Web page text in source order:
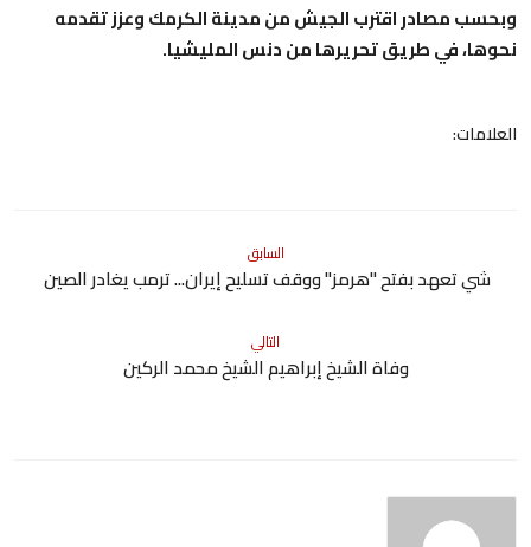
وبحسب مصادر اقترب الجيش من مدينة الكرمك وعزز تقدمه
نحوها، في طريق تحريرها من دنس المليشيا.
العلامات:
السابق
شي تعهد بفتح "هرمز" ووقف تسليح إيران... ترمب يغادر الصين
التالي
وفاة الشيخ إبراهيم الشيخ محمد الركين